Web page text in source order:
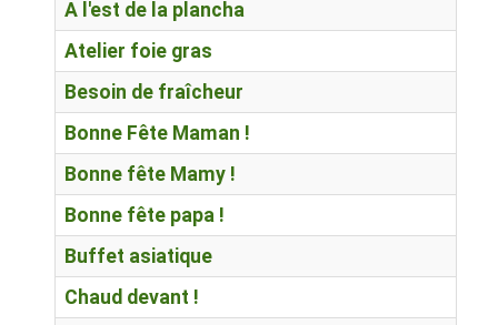
Titre
A l'est de la plancha
Atelier foie gras
Besoin de fraîcheur
Bonne Fête Maman !
Bonne fête Mamy !
Bonne fête papa !
Buffet asiatique
Chaud devant !